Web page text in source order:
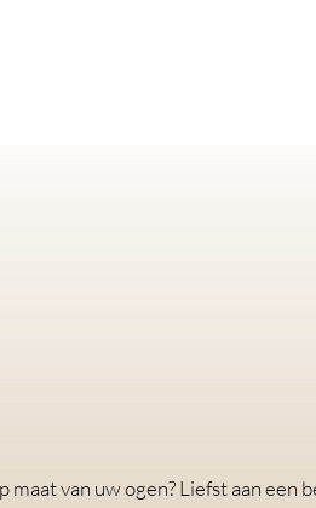
van uw ogen? Liefst aan